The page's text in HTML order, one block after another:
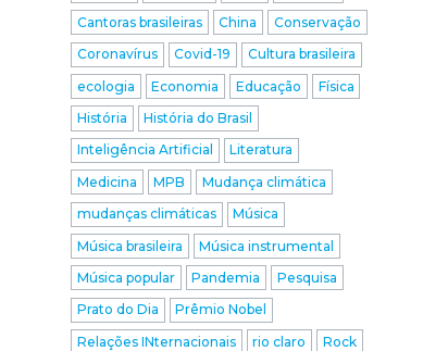
Cantoras brasileiras
China
Conservação
Coronavírus
Covid-19
Cultura brasileira
ecologia
Economia Educação
Física
História
História do Brasil
Inteligência Artificial
Literatura
Medicina
MPB
Mudança climática
mudanças climáticas
Música
Música brasileira
Música instrumental
Música popular
Pandemia
Pesquisa
Prato do Dia
Prêmio Nobel
Relações INternacionais
rio claro
Rock